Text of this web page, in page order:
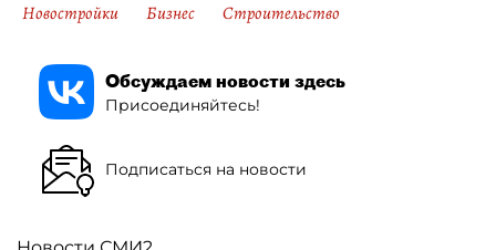
Новостройки
Бизнес Строительство
Обсуждаем новости здесь
Присоединяйтесь!
Подписаться на новости